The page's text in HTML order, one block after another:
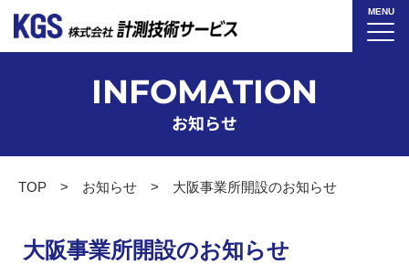
MENU
INFOMATION
お知らせ
TOP お知らせ 大阪事業所開設のお知らせ
大阪事業所開設のお知らせ